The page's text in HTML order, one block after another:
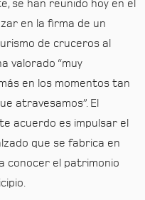
se han reunido hoy en el
en la firma de un
de cruceros al
valorado “muy
en los momentos tan
atravesamos”. El
acuerdo es impulsar el
que se fabrica en
conocer el patrimonio